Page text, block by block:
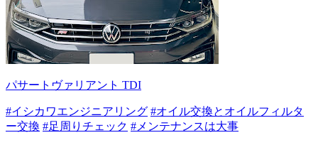
パサートヴァリアント TDI
#イシカワエンジニアリング #オイル交換とオイルフィルタ
ー交換 #足周りチェック #メンテナンスは大事